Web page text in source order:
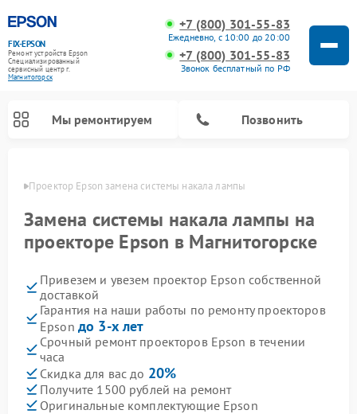
FIX-EPSON
Ремонт устройств Epson
Специализированный
cервисный центр г.
Магнитогорск
+7 (800) 301-55-83
Ежедневно, с 10:00 до 20:00
+7 (800) 301-55-83
Звонок бесплатный по РФ
Мы ремонтируем Позвонить
Проектор Epson замена системы накала лампы
Замена системы накала лампы на
проекторе Epson в Магнитогорске
Привезем и увезем проектор Epson собственной
доставкой
Гарантия на наши работы по ремонту проекторов
Epson до 3-х лет
Срочный ремонт проекторов Epson в течении
часа
Скидка для вас до 20%
Получите 1500 рублей на ремонт
Оригинальные комплектующие Epson